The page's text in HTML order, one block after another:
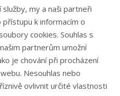
my a naši partneři
přístupu k informacím o
cookies. Souhlas s
partnerům umožní
je chování při procházení
Nesouhlas nebo
ovlivnit určité vlastnosti